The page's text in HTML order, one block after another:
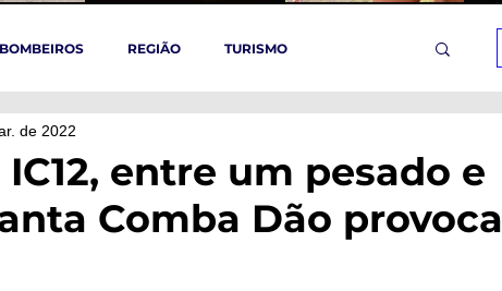
BOMBEIROS REGIÃO TURISMO
ARGANIL
ARTIGOS Politica POLITICA SAÚDE
entre um pesado e
Comba Dão provoca
de 2022